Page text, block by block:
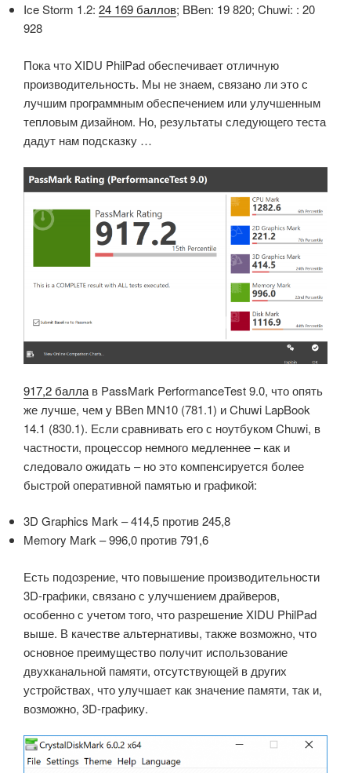
Ice Storm 1.2: 24 169 баллов; BBen: 19 820; Chuwi: : 20
928
Пока что XIDU PhilPad обеспечивает отличную
производительность. Мы не знаем, связано ли это с
лучшим программным обеспечением или улучшенным
тепловым дизайном. Но, результаты следующего теста
дадут нам подсказку …
917,2 балла в PassMark PerformanceTest 9.0, что опять
же лучше, чем у BBen MN10 (781.1) и Chuwi LapBook
14.1 (830.1). Если сравнивать его с ноутбуком Chuwi, в
частности, процессор немного медленнее – как и
следовало ожидать – но это компенсируется более
быстрой оперативной памятью и графикой:
3D Graphics Mark – 414,5 против 245,8
Memory Mark – 996,0 против 791,6
Есть подозрение, что повышение производительности
3D-графики, связано с улучшением драйверов,
особенно с учетом того, что разрешение XIDU PhilPad
выше. В качестве альтернативы, также возможно, что
основное преимущество получит использование
двухканальной памяти, отсутствующей в других
устройствах, что улучшает как значение памяти, так и,
возможно, 3D-графику.